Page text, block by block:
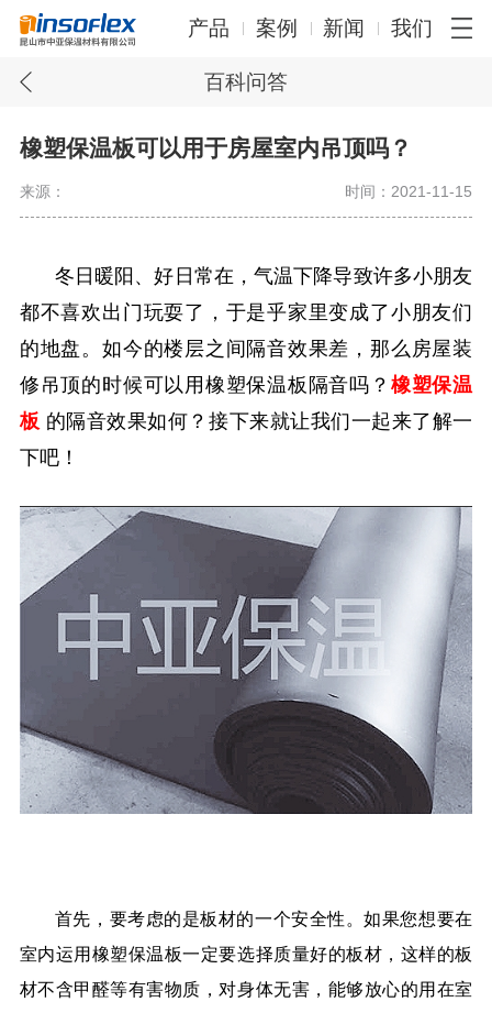
产品 案例 新闻 我们
百科问答
橡塑保温板可以用于房屋室内吊顶吗？
来源： 时间：2021-11-15
冬日暖阳、好日常在，气温下降导致许多小朋友
都不喜欢出门玩耍了，于是乎家里变成了小朋友们
的地盘。如今的楼层之间隔音效果差，那么房屋装
修吊顶的时候可以用橡塑保温板隔音吗？ 橡塑保温
板 的隔音效果如何？接下来就让我们一起来了解一
下吧！
首先，要考虑的是板材的一个安全性。如果您想要在
室内运用橡塑保温板一定要选择质量好的板材，这样的板
材不含甲醛等有害物质，对身体无害，能够放心的用在室